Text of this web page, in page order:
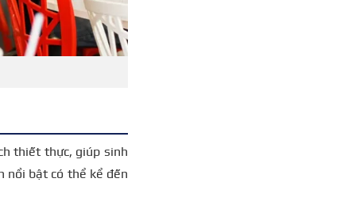
thiết thực, giúp sinh
nổi bật có thể kể đến